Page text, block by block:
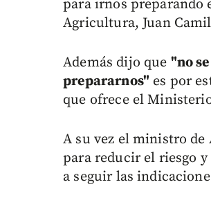
para irnos preparando
Agricultura, Juan
Además dijo que "no
prepararnos" es por
que ofrece el
A su vez el ministro de
para reducir el riesgo
a seguir las